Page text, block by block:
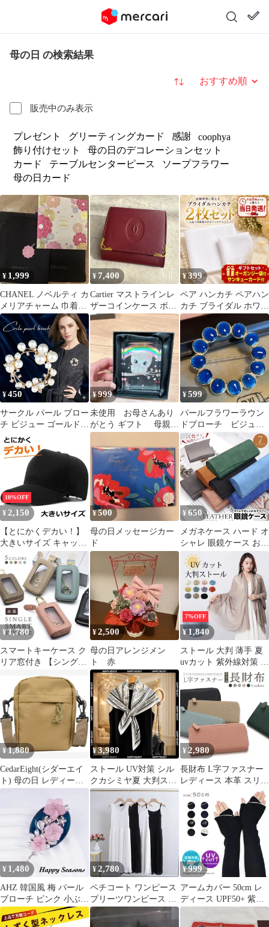
母の日 の検索結果
販売中のみ表示
並び替え
プレゼント グリーティングカード 感謝
coophya
飾り付けセット
母の日のデコレーションセット
カード
テーブルセンターピース
ソープフラワー
母の日カード
¥ 1,999
CHANEL ノベルティ カ
メリアチャーム 巾着×2
母の日カード
¥7,400
Cartier マストラインレ
ザーコインケース ボル
ドー ゴールド 卒業式
入学式 ママ 母の日プレ
ゼント ギフト
¥399
ペア ハンカチ ペアハン
カチ ブライダル ホワイ
ト 2枚 セット オーガン
ジー袋 サンキューカー
ド 付属 ウエディング
結婚式 冠婚葬祭 綿 コ
ットン ギフト 花
嫁 新郎 新婦 父の
日 母の日 新品 未
使用 送料無料 メン
ズ レディース
¥450
サークル パール ブロー
チ ビジュー ゴールド
上品 華やか 母の日 結
婚式 フォーマル
¥999
未使用 お母さんあり
がとう ギフト 母親
誕生日 プレゼント 母の
日
¥599
パールフラワーラウン
ドブローチ ビジュー
母の日 ミナペルホネン
プレゼント
10%OFF
¥ 2,150
【とにかくデカい！】
大きいサイズ キャップ
大きめ ビッグサイズ
BIG SIZE メンズキャッ
プ帽子 大きい帽子 メン
ズ帽子 レディース 春
夏 春夏 プレゼント ギ
フト 母の日 父の日
7987400 A-ブラック
¥500
母の日メッセージカー
ド
¥ 650
メガネケース ハード オ
シャレ 眼鏡ケース おし
ゃれ めがねケース スリ
ム かっこいい ピンク
マグネット 革 母の日
父の日 プレゼント 男性
メンズ レディース 軽い
高校生 シンプル コンパ
クト 大人 かわいい サ
ングラスホルダー 持ち
運び 丈夫 安い
¥1,780
スマートキーケース ク
リア窓付き 【シング
ース 本革 コンパクト
かわいい くすみカラー
ファスナー シンプル ス
マートキーケース カバ
ー トヨタ ホンダ 日産
ダイハツ スバル 三菱
プレゼント 誕生日 母の
日 贈り物 敬老の日
¥2,500
母の日アレンジメン
ト 赤
7%OFF
¥1,840
ストール 大判 薄手 夏
uvカット 紫外線対策 シ
ョール 大判ストール 日
焼け止め 冷房対策 マフ
ラー 無地 10色 夏用ス
トール 綿麻風 シンプル
カジュアル ポンチョマ
フラー旅行 結婚式 贈り
物 ギフト 母の日 海
siyue40
¥1,880
CedarEight(シダーエイ
ト) 母の日 レディース
コンパクト カジュアル
斜めがけ ミニショルダ
ーバッグ( カーキ)
¥3,980
ストール UV対策 シル
クカシミヤ夏 大判スカ
ーフ 母の日 ペイズリー
白黒海洋
¥2,980
長財布 L字ファスナー
レディース 本革 スリム
薄型 軽量 ミニ コンパ
クト スキミング防止 シ
ボ 札入れ 小銭入れ 軽
い レザー シンプル 薄
い サイフ カード 財布
札入れ カード入れ カー
ドポケット レザー ギフ
ト プレゼント お祝い
誕生日 母の日
¥ 1,480
AHZ 韓国風 梅 パール
ブローチ ピンク 小ぶり
母の日 ヴィンテージ風
¥2,780
ペチコート ワンピース
プリーツワンピース イ
ンナーワンピース ペチ
ワンピース インナー キ
¥999
アームカバー 50cm レ
ディース UPF50+ 紫外
線カット女性 UV 手袋
フィンガーレスグロー